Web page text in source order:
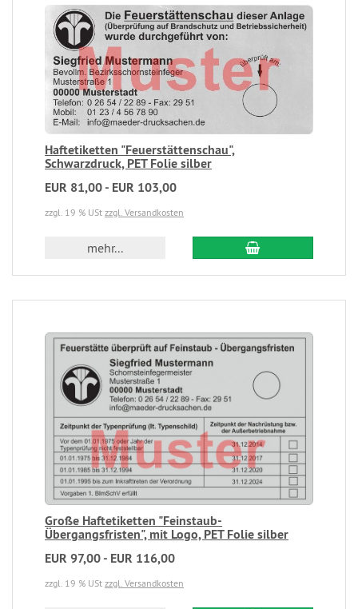
Haftetiketten "Feuerstättenschau",
Schwarzdruck, PET Folie silber
EUR 81,00 - EUR 103,00
zzgl. 19 % USt zzgl. Versandkosten
mehr...
Große Haftetiketten "Feinstaub-
Übergangsfristen", mit Logo, PET Folie silber
EUR 97,00 - EUR 116,00
zzgl. 19 % USt zzgl. Versandkosten